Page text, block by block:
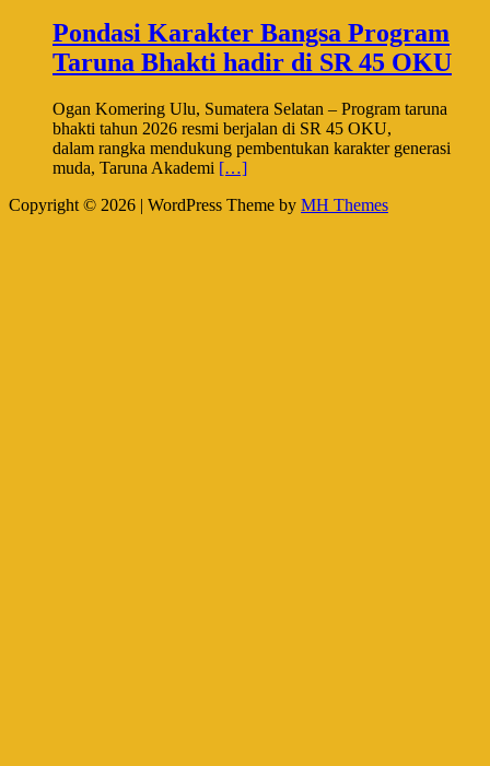
Pondasi Karakter Bangsa Program
Taruna Bhakti hadir di SR 45 OKU
Ogan Komering Ulu, Sumatera Selatan – Program taruna
bhakti tahun 2026 resmi berjalan di SR 45 OKU,
dalam rangka mendukung pembentukan karakter generasi
muda, Taruna Akademi […]
Copyright © 2026 | WordPress Theme by MH Themes